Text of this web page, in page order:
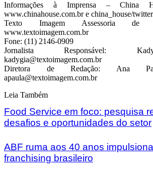
Informações à Imprensa – China
www.chinahouse.com.br e china_house/
Texto Imagem Assessoria de
www.textoimagem.com.br
Fone: (11) 2146-0909
Jornalista Responsável:
kadygia@textoimagem.com.br
Diretora de Redação: Ana
apaula@textoimagem.com.br
Leia Também
Food Service em foco: pesquisa
desafios e oportunidades do setor
ABF ruma aos 40 anos
franchising brasileiro